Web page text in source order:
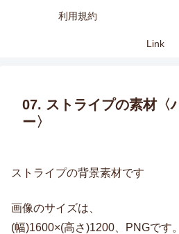
利用規約
Link
07. ストライプの素材〈
ー〉
ストライプの背景素材です
画像のサイズは、
(幅)1600×(高さ)1200、PNGです。